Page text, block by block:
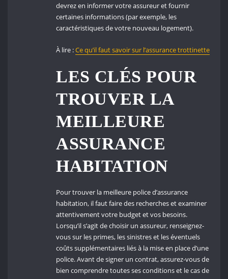
devrez en informer votre assureur et fournir
certaines informations (par exemple, les
caractéristiques de votre nouveau logement).
À lire :Ce qu’il faut savoir sur l’assurance trottinette
LES CLÉS POUR
TROUVER LA
MEILLEURE
ASSURANCE
HABITATION
Pour trouver la meilleure police d’assurance
habitation, il faut faire des recherches et examiner
attentivement votre budget et vos besoins.
Lorsqu’il s’agit de choisir un assureur, renseignez-
vous sur les primes, les sinistres et les éventuels
coûts supplémentaires liés à la mise en place d’une
police. Avant de signer un contrat, assurez-vous de
bien comprendre toutes ses conditions et le cas de